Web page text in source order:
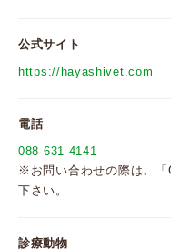
公式サイト
https://hayashivet.com
電話
088-631-4141
※お問い合わせの際は、「
下さい。
診療動物